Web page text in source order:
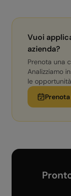
Vuoi
azienda?
Prenota una
Analizziamo
le